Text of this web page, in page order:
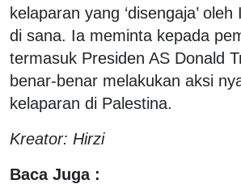
kelaparan yang ‘disengaja’
di sana. Ia meminta kepada
termasuk Presiden AS Donald
benar-benar melakukan aksi
kelaparan di Palestina.
Kreator: Hirzi
Baca Juga :